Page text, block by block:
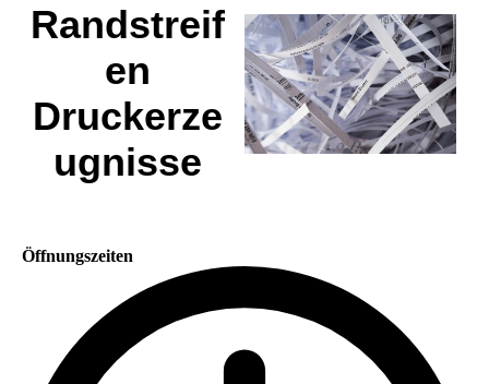
Randstreif
en
Druckerze
ugnisse
Öffnungszeiten